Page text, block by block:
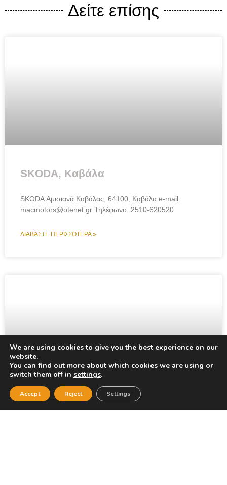
Δείτε επίσης
SKODA, Καβάλα
SKODA Αμισιανά Καβάλας, 64100, Καβάλα e-mail:
macmotors@otenet.gr Τηλέφωνο: 2510-620520
ΔΙΑΒΆΣΤΕ ΠΕΡΙΣΣΌΤΕΡΑ »
OPEL, Καβάλα
We are using cookies to give you the best experience on our
website.
You can find out more about which cookies we are using or
switch them off in settings.
Accept Reject Settings